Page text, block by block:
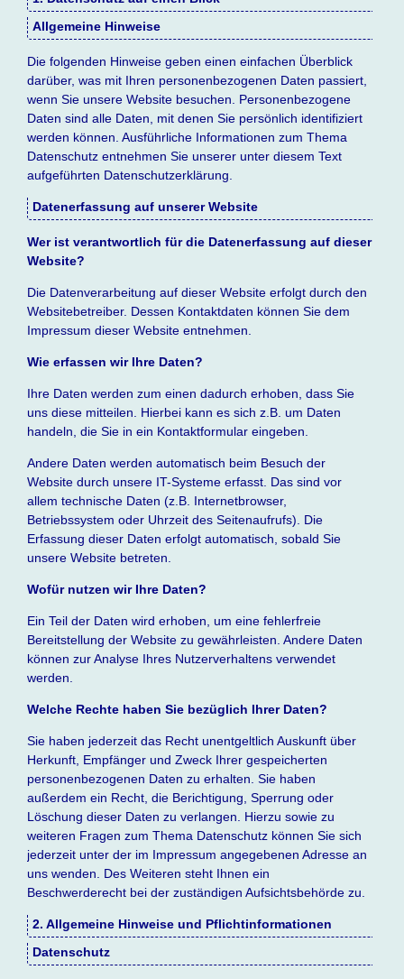
Allgemeine Hinweise
Die folgenden Hinweise geben einen einfachen Überblick
darüber, was mit Ihren personenbezogenen Daten passiert,
wenn Sie unsere Website besuchen. Personenbezogene
Daten sind alle Daten, mit denen Sie persönlich identifiziert
werden können. Ausführliche Informationen zum Thema
Datenschutz entnehmen Sie unserer unter diesem Text
aufgeführten Datenschutzerklärung.
Datenerfassung auf unserer Website
Wer ist verantwortlich für die Datenerfassung auf dieser
Website?
Die Datenverarbeitung auf dieser Website erfolgt durch den
Websitebetreiber. Dessen Kontaktdaten können Sie dem
Impressum dieser Website entnehmen.
Wie erfassen wir Ihre Daten?
Ihre Daten werden zum einen dadurch erhoben, dass Sie
uns diese mitteilen. Hierbei kann es sich z.B. um Daten
handeln, die Sie in ein Kontaktformular eingeben.
Andere Daten werden automatisch beim Besuch der
Website durch unsere IT-Systeme erfasst. Das sind vor
allem technische Daten (z.B. Internetbrowser,
Betriebssystem oder Uhrzeit des Seitenaufrufs). Die
Erfassung dieser Daten erfolgt automatisch, sobald Sie
unsere Website betreten.
Wofür nutzen wir Ihre Daten?
Ein Teil der Daten wird erhoben, um eine fehlerfreie
Bereitstellung der Website zu gewährleisten. Andere Daten
können zur Analyse Ihres Nutzerverhaltens verwendet
werden.
Welche Rechte haben Sie bezüglich Ihrer Daten?
Sie haben jederzeit das Recht unentgeltlich Auskunft über
Herkunft, Empfänger und Zweck Ihrer gespeicherten
personenbezogenen Daten zu erhalten. Sie haben
außerdem ein Recht, die Berichtigung, Sperrung oder
Löschung dieser Daten zu verlangen. Hierzu sowie zu
weiteren Fragen zum Thema Datenschutz können Sie sich
jederzeit unter der im Impressum angegebenen Adresse an
uns wenden. Des Weiteren steht Ihnen ein
Beschwerderecht bei der zuständigen Aufsichtsbehörde zu.
2. Allgemeine Hinweise und Pflichtinformationen
Datenschutz